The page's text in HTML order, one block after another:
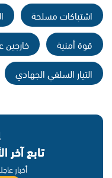
اشتباكات مسلحة
قوة أمنية
خارجين
التيار السلفي الجهادي
تابع آخر
أخبار